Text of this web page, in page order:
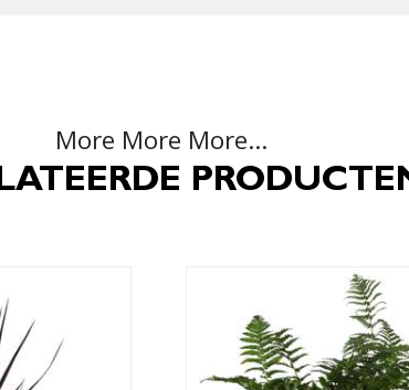
More More More...